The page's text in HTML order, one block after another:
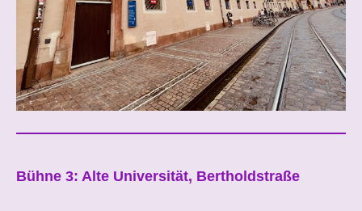
Bühne 3: Alte Universität, Bertholdstraße